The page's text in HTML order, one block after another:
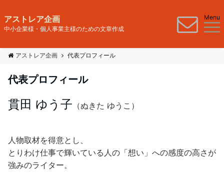
アストレア企画
中小企業様・個人事業主様のための文章作成
Menu
アストレア企画 代表プロフィール
代表プロフィール
貫田 ゆう子 （ぬきた ゆうこ）
人物取材を得意とし、
とりわけ仕事で輝いている人の「想い」への感度の高さが
強みのライター。